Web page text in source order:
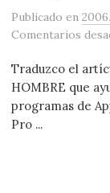
Publicadoen
Comentarios
Traduzco el
HOMBRE que
programas de
Pro ...